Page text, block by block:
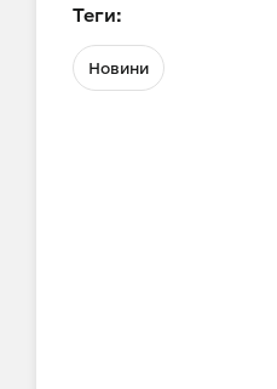
Теги:
Новини